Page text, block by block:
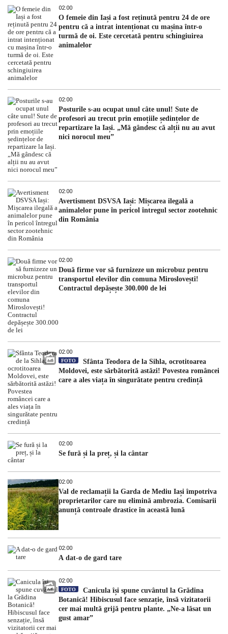
02:00
O femeie din Iași a fost reținută pentru 24 de ore
pentru că a intrat intenționat cu mașina într-o
turmă de oi. Este cercetată pentru schingiuirea
animalelor
02:00
Posturile s-au ocupat unul câte unul! Sute de
profesori au trecut prin emoțiile ședințelor de
repartizare la Iași. „Mă gândesc că alții nu au avut
nici norocul meu”
02:00
Avertisment DSVSA Iași: Mișcarea ilegală a
animalelor pune în pericol întregul sector zootehnic
din România
02:00
Două firme vor să furnizeze un microbuz pentru
transportul elevilor din comuna Miroslovești!
Contractul depășește 300.000 de lei
02:00
FOTO
Sfânta Teodora de la Sihla, ocrotitoarea
Moldovei, este sărbătorită astăzi! Povestea româncei
care a ales viața în singurătate pentru credință
02:00
Se fură și la preț, și la cântar
02:00
Val de reclamații la Garda de Mediu Iași împotriva
proprietarilor care nu elimină ambrozia. Comisarii
anunță controale drastice în această lună
02:00
A dat-o de gard tare
02:00
FOTO
Canicula își spune cuvântul la Grădina
Botanică! Hibiscusul face senzație, însă vizitatorii
cer mai multă grijă pentru plante. „Ne-a lăsat un
gust amar”